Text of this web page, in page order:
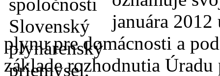
januára 2012
plynu pre domácnosti a
základe rozhodnutia